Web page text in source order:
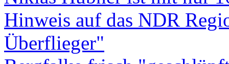
Hinweis auf das NDR
Überflieger"